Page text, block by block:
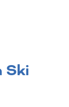
Ski